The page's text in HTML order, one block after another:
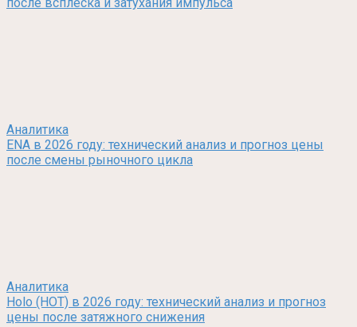
Аналитика
ENA в 2026 году: технический анализ и прогноз цены
после смены рыночного цикла
Аналитика
Holo (HOT) в 2026 году: технический анализ и прогноз
цены после затяжного снижения